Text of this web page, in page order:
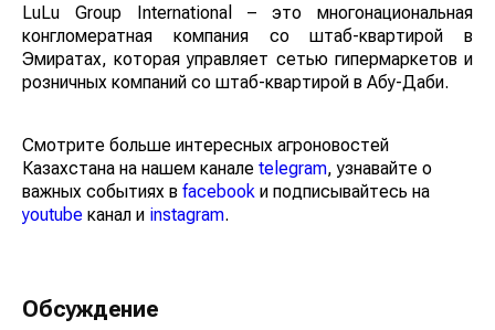
LuLu Group International – это многонациональная
конгломератная компания со штаб-квартирой в
Эмиратах, которая управляет сетью гипермаркетов и
розничных компаний со штаб-квартирой в Абу-Даби.
Смотрите больше интересных агроновостей
Казахстана на нашем канале telegram, узнавайте о
важных событиях в facebook и подписывайтесь на
youtube канал и instagram.
Обсуждение